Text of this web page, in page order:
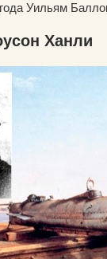
Уильям
Ханли